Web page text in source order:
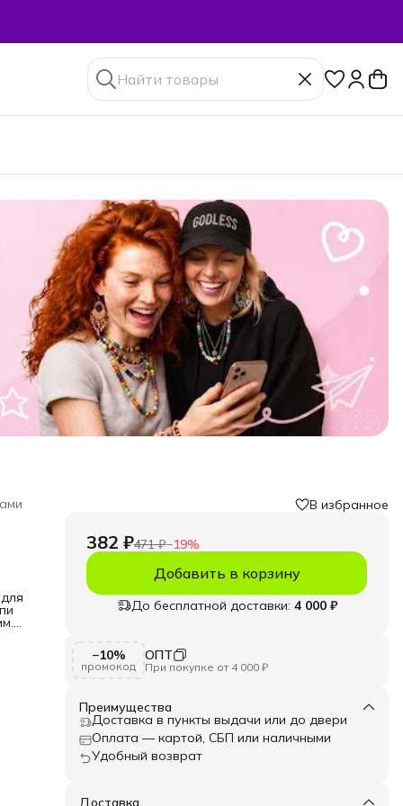
В избранное
382 ₽471 ₽−19%
Добавить в корзину
До бесплатной доставки: 4 000 ₽
−10%
промокод
ОПТ
При покупке от 4 000 ₽
Преимущества
Доставка в пункты выдачи или до двери
Оплата — картой, СБП или наличными
Удобный возврат
Доставка